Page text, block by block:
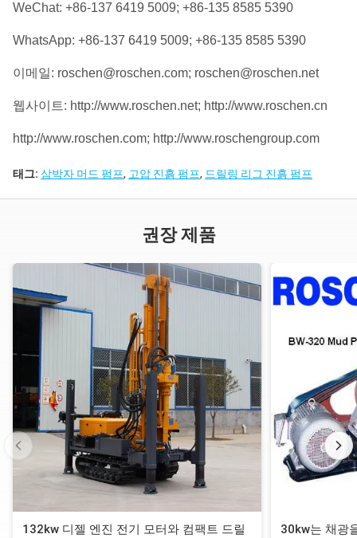
WeChat: +86-137 6419 5009; +86-135 8585 5390
WhatsApp: +86-137 6419 5009; +86-135 8585 5390
이메일: roschen@roschen.com; roschen@roschen.net
웹사이트: http://www.roschen.net; http://www.roschen.cn
http://www.roschen.com; http://www.roschengroup.com
태그: 삼박자 머드 펌프, 고압 진흙 펌프, 드릴링 리그 진흙 펌프
권장 제품
132kw 디젤 엔진 전기 모터와 컴팩트 드릴
30kw는 채광